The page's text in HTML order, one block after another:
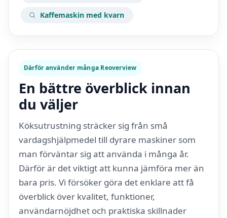
Kaffemaskin med kvarn
Därför använder många Reoverview
En bättre överblick innan
du väljer
Köksutrustning sträcker sig från små
vardagshjälpmedel till dyrare maskiner som
man förväntar sig att använda i många år.
Därför är det viktigt att kunna jämföra mer än
bara pris. Vi försöker göra det enklare att få
överblick över kvalitet, funktioner,
användarnöjdhet och praktiska skillnader